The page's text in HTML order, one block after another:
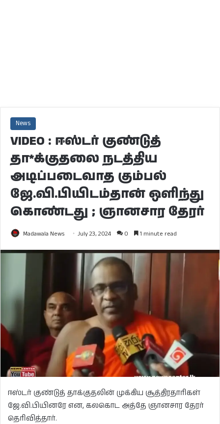
News
VIDEO : ஈஸ்டர் குண்டுத்
தா*க்குதலை நடத்திய
அடிப்படைவாத கும்பல்
ஜே.வி.பியிடம்தான் ஒளிந்து
கொண்டது ; ஞானசார தேரர்
Madawala News July 23, 2024 0 1 minute read
ஈஸ்டர் குண்டுத் தாக்குதலின் முக்கிய சூத்திரதாரிகள்
ஜே.வி.பியினரே என, கலகொட அத்தே ஞானசார தேரர்
தெரிவித்தார்.